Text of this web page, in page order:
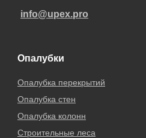
info@upex.pro
Опалубка перекрытий
Опалубка стен
Опалубка колонн
Строительные леса
Опалубки